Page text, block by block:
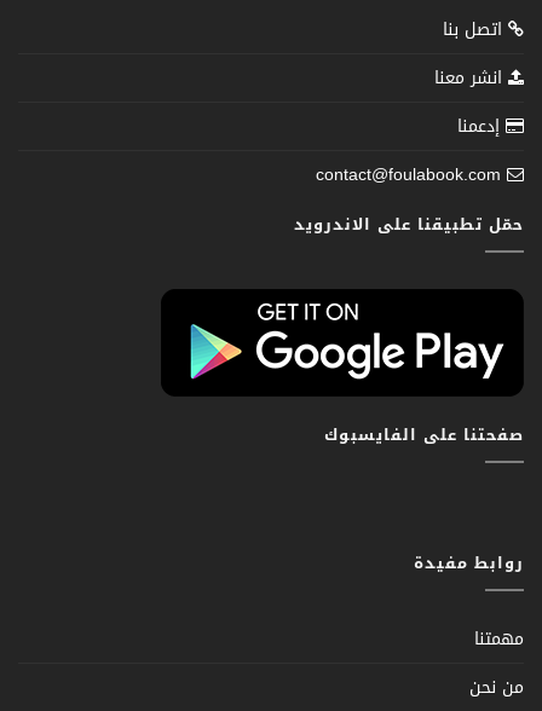
اتصل بنا
انشر معنا
إدعمنا
contact@foulabook.com
حمّل تطبيقنا على الاندرويد
صفحتنا على الفايسبوك
روابط مفيدة
مهمتنا
من نحن